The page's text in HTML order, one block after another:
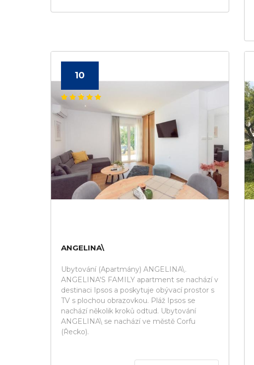
10
ANGELINA\
Ubytování (Apartmány) ANGELINA\.
ANGELINA'S FAMILY apartment se nachází v
destinaci Ipsos a poskytuje obývací prostor s
TV s plochou obrazovkou. Pláž Ipsos se
nachází několik kroků odtud. Ubytování
ANGELINA\ se nachází ve městě Corfu
(Řecko).